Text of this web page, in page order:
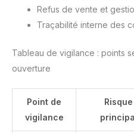
Refus de vente et
Traçabilité interne des
Tableau de vigilance : points
ouverture
Point de
vigilance
Risque